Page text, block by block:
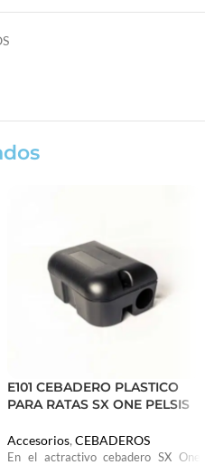
E101 CEBADERO PLASTICO
PARA RATAS SX ONE PELSIS
Accesorios, CEBADEROS
En el actractivo cebadero SX One